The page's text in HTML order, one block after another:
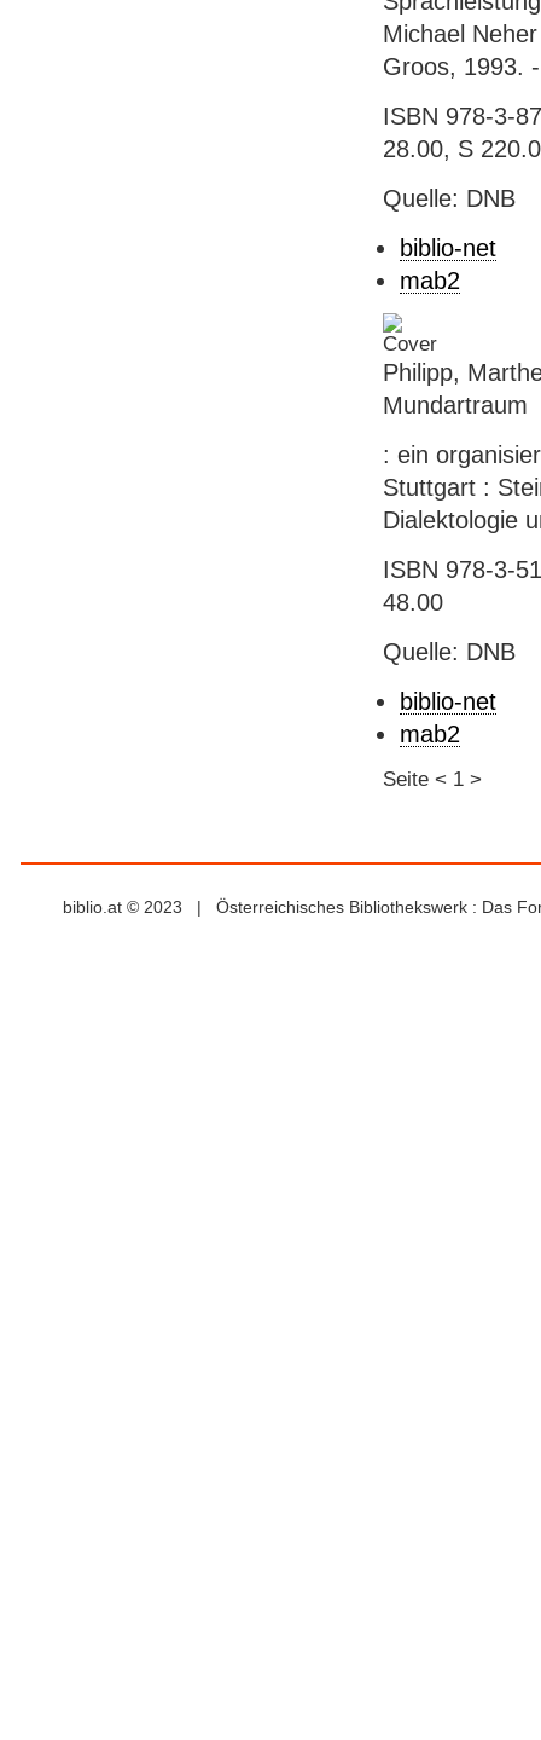
Michael
Groos, 1993.
ISBN 978-3-
28.00, S
Quelle: DNB
biblio-net
mab2
Philipp,
Mundartraum
: ein
Stuttgart :
Dialektologie
ISBN 978-3-
48.00
Quelle: DNB
biblio-net
mab2
Seite < 1 >
biblio.at © 2023 | Österreichisches Bibliothekswerk : Das